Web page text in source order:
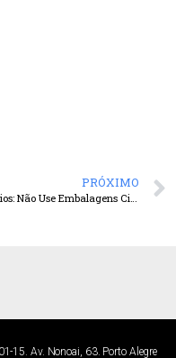
PRÓXIMO
15. Av. Nonoai, 63. Porto Alegre